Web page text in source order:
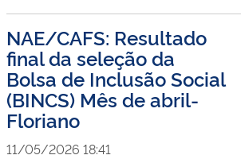
NAE/CAFS: Resultado
final da seleção da
Bolsa de Inclusão Social
(BINCS) Mês de abril-
Floriano
11/05/2026 18:41